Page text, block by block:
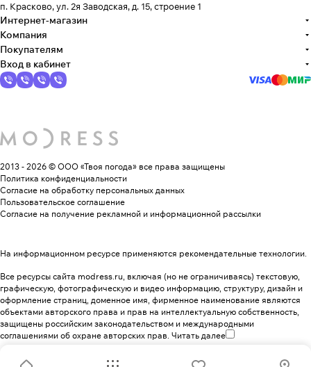
п. Красково, ул. 2я Заводская, д. 15, строение 1
Интернет-магазин
Компания
Покупателям
Вход в кабинет
2013 - 2026 © ООО «Твоя погода» все права защищены
Политика конфиденциальности
Согласие на обработку персональных данных
Пользовательское соглашение
Согласие на получение рекламной и информационной рассылки
На информационном ресурсе применяются рекомендательные технологии.
Все ресурсы сайта modress.ru, включая (но не ограничиваясь) текстовую,
графическую, фотографическую и видео информацию, структуру, дизайн и
оформление страниц, доменное имя, фирменное наименование являются
объектами авторского права и прав на интеллектуальную собственность,
защищены российским законодательством и международными
соглашениями об охране авторских прав. Читать далее